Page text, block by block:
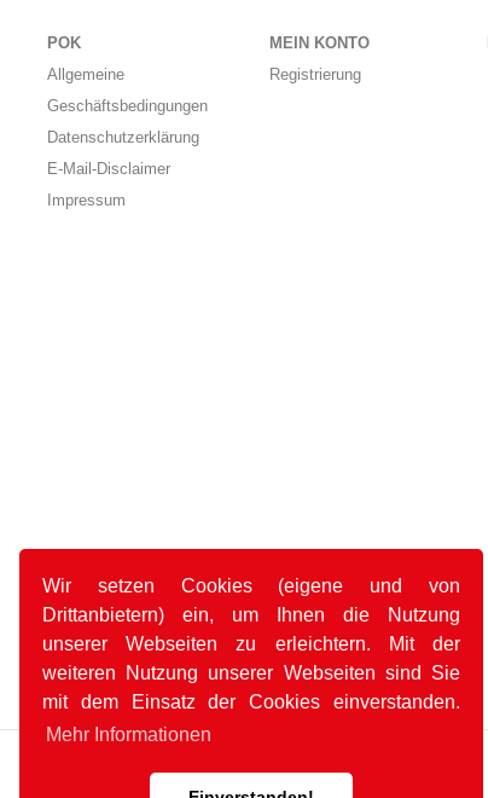
Wir setzen Cookies (eigene und von
Drittanbietern) ein, um Ihnen die Nutzung
unserer Webseiten zu erleichtern. Mit der
weiteren Nutzung unserer Webseiten sind Sie
mit dem Einsatz der Cookies einverstanden.
Mehr Informationen
POK
Allgemeine
Geschäftsbedingungen
Datenschutzerklärung
E-Mail-Disclaimer
Impressum
MEIN KONTO
Registrierung